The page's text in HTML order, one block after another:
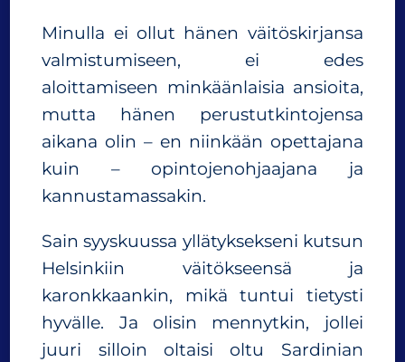
Minulla ei ollut hänen väitöskirjansa
valmistumiseen, ei edes
aloittamiseen minkäänlaisia ansioita,
mutta hänen perustutkintojensa
aikana olin – en niinkään opettajana
kuin – opintojenohjaajana ja
kannustamassakin.
Sain syyskuussa yllätyksekseni kutsun
Helsinkiin väitökseensä ja
karonkkaankin, mikä tuntui tietysti
hyvälle. Ja olisin mennytkin, jollei
juuri silloin oltaisi oltu Sardinian